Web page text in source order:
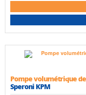
Pompe volumétrique
Speroni KPM